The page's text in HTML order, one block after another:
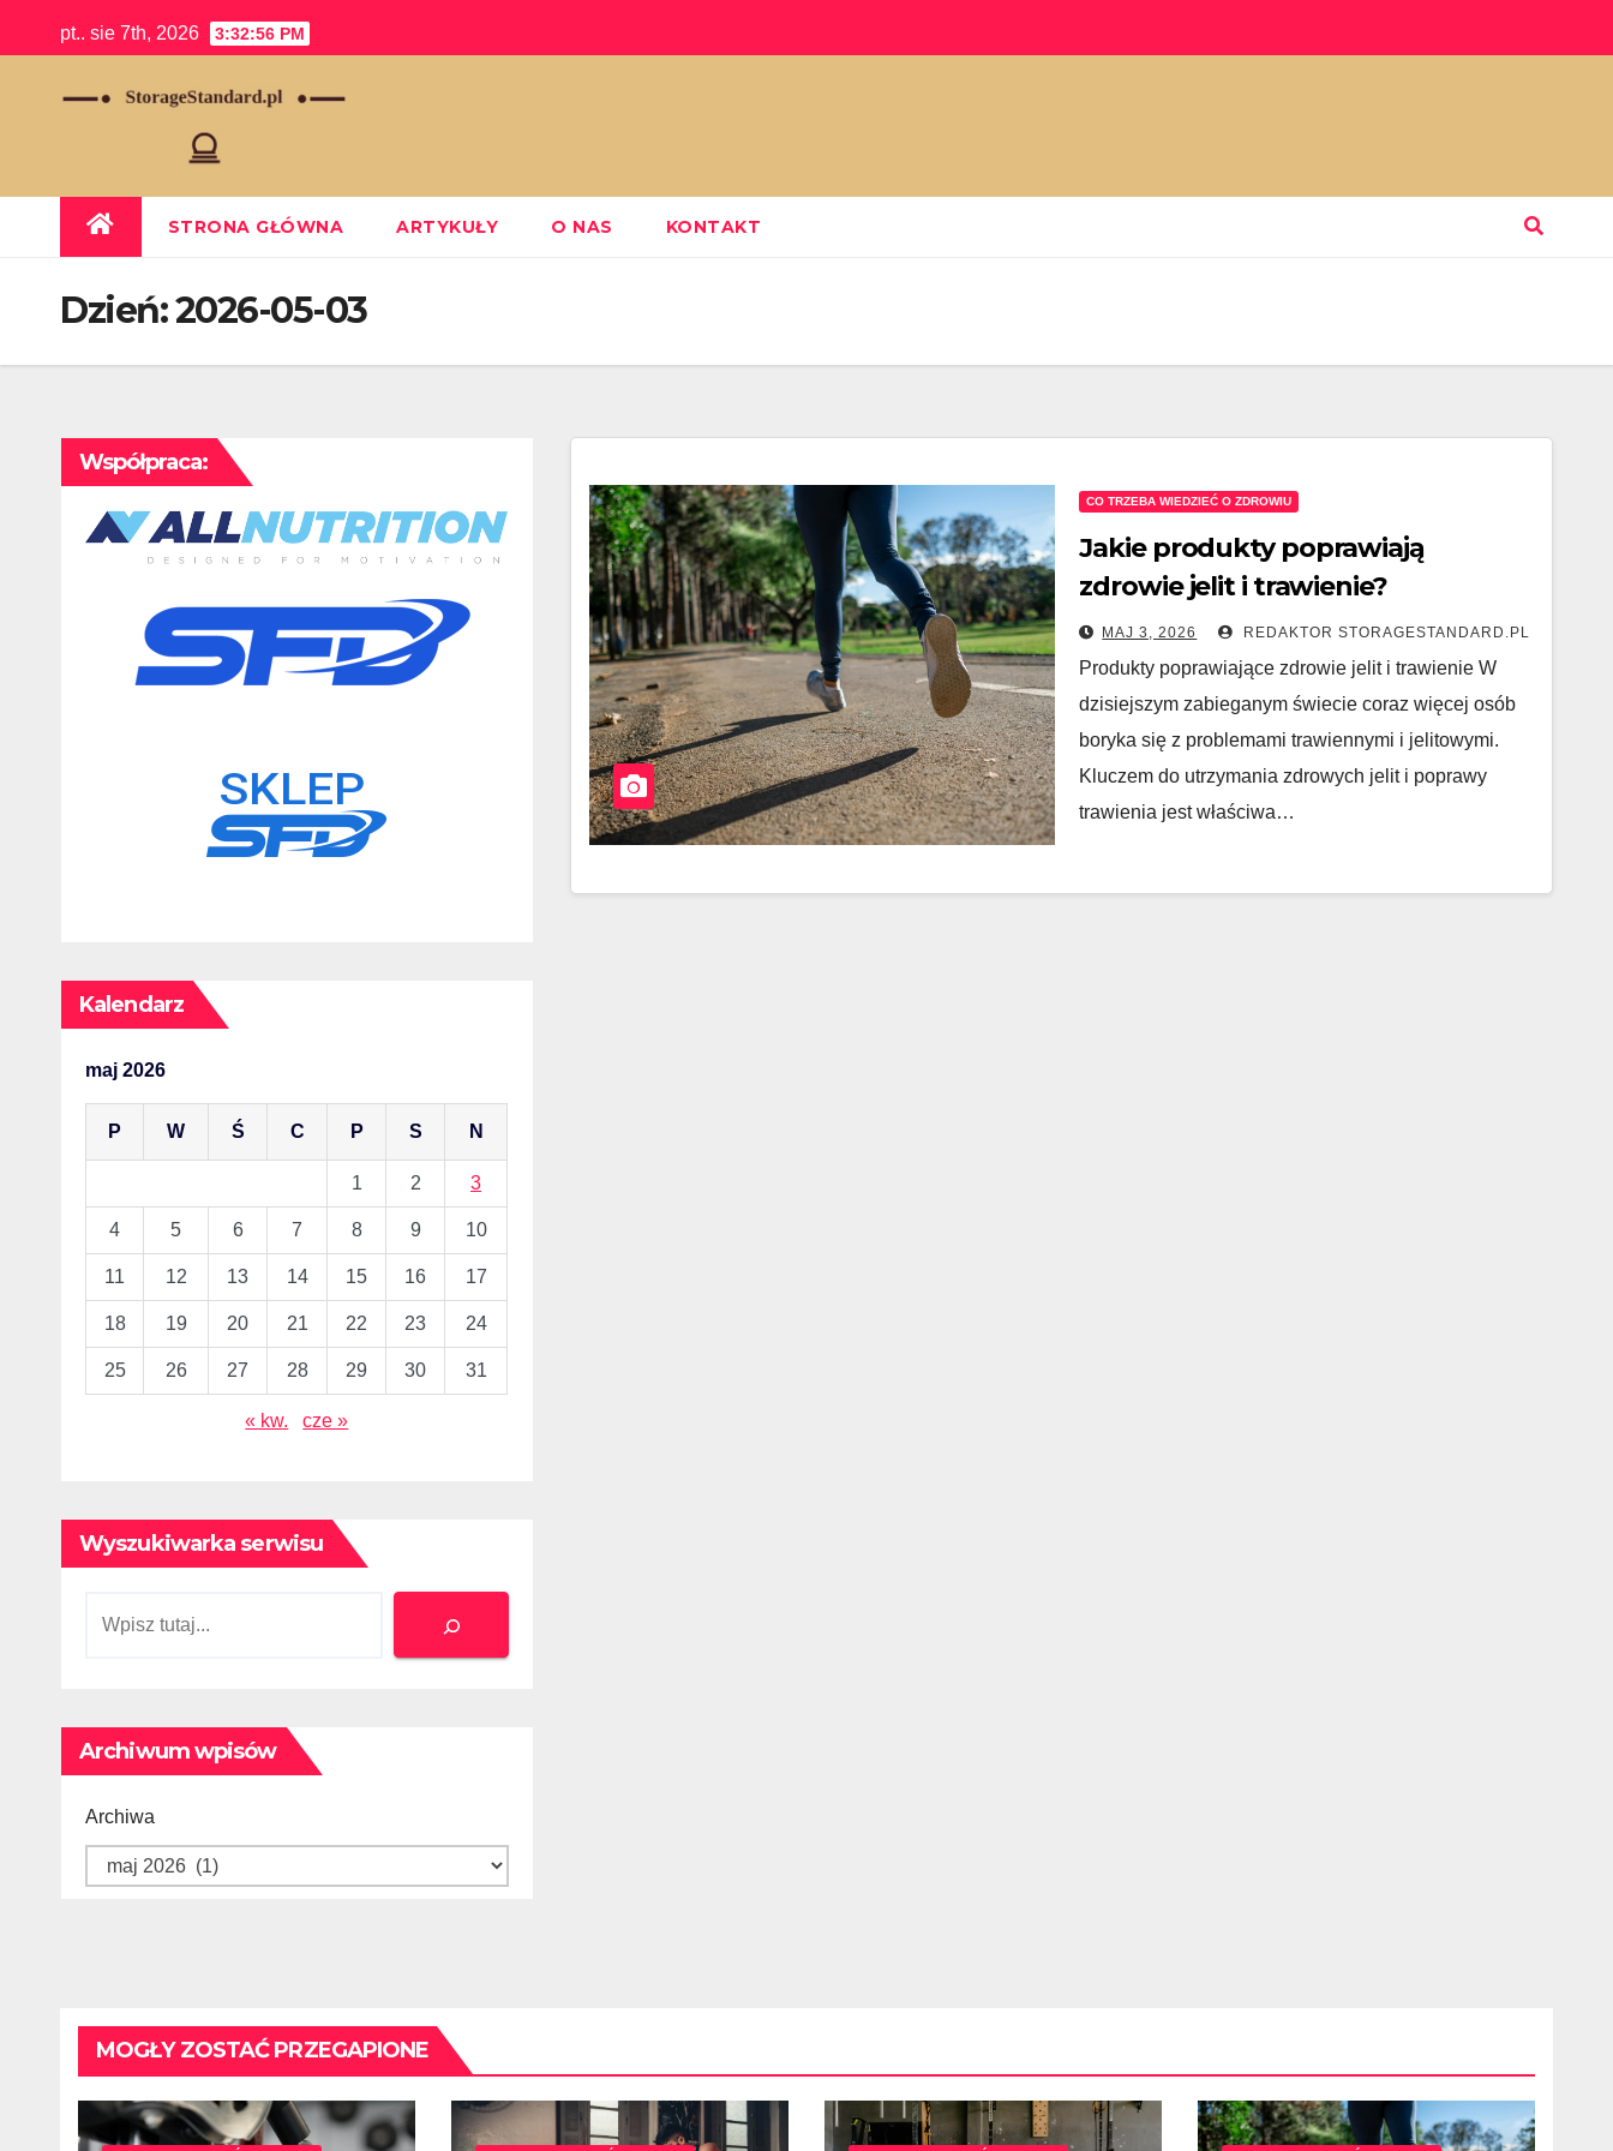
to
pt.. sie 7th, 2026 3:32:57 PM
STRONA GŁÓWNA ARTYKUŁY O NAS KONTAKT
Dzień:2026-05-03
Współpraca:
Kalendarz
maj 2026
P W Ś C P S N
1 2 3
4 5 6 7 8 9 10
11 12 13 14 15 16 17
18 19 20 21 22 23 24
25 26 27 28 29 30 31
« kw. cze »
Wyszukiwarka serwisu
Szukaj
Archiwum wpisów
Archiwa
CO TRZEBA WIEDZIEĆ O ZDROWIU
Jakie produkty poprawiają
zdrowie jelit i trawienie?
MAJ 3, 2026 REDAKTOR STORAGESTANDARD.PL
Produkty poprawiające zdrowie jelit i trawienie W
dzisiejszym zabieganym świecie coraz więcej osób
boryka się z problemami trawiennymi i jelitowymi.
Kluczem do utrzymania zdrowych jelit i poprawy
trawienia jest właściwa…
MOGŁY ZOSTAĆ PRZEGAPIONE